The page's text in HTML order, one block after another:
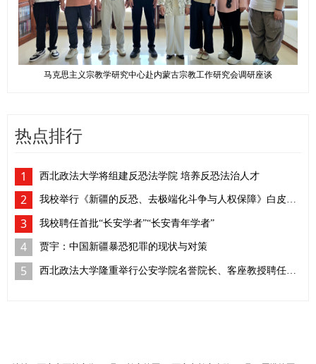
马克思主义宗教学研究中心赴内蒙古宗教工作研究会调研座谈
热点排行
1 西北政法大学将组建反恐法学院 培养反恐法治人才
2 我校举行《新疆的反恐、去极端化斗争与人权保障》白皮书学习座谈会
3 我校聘任首批“长安学者”“长安青年学者”
4 贾宇：中国新疆暴恐犯罪的现状与对策
5